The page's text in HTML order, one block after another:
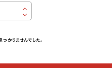
かりませんでした。